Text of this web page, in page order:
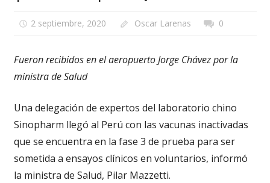
2 septiembre, 2020 Oscar Larenas 0
Fueron recibidos en el aeropuerto Jorge Chávez por la
ministra de Salud
Una delegación de expertos del laboratorio chino
Sinopharm llegó al Perú con las vacunas inactivadas
que se encuentra en la fase 3 de prueba para ser
sometida a ensayos clínicos en voluntarios, informó
la ministra de Salud, Pilar Mazzetti.